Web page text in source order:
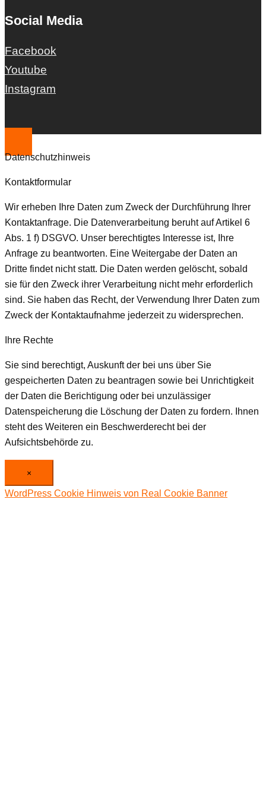
Social Media
Facebook
Youtube
Instagram
Datenschutzhinweis
Kontaktformular
Wir erheben Ihre Daten zum Zweck der Durchführung Ihrer
Kontaktanfrage. Die Datenverarbeitung beruht auf Artikel 6
Abs. 1 f) DSGVO. Unser berechtigtes Interesse ist, Ihre
Anfrage zu beantworten. Eine Weitergabe der Daten an
Dritte findet nicht statt. Die Daten werden gelöscht, sobald
sie für den Zweck ihrer Verarbeitung nicht mehr erforderlich
sind. Sie haben das Recht, der Verwendung Ihrer Daten zum
Zweck der Kontaktaufnahme jederzeit zu widersprechen.
Ihre Rechte
Sie sind berechtigt, Auskunft der bei uns über Sie
gespeicherten Daten zu beantragen sowie bei Unrichtigkeit
der Daten die Berichtigung oder bei unzulässiger
Datenspeicherung die Löschung der Daten zu fordern. Ihnen
steht des Weiteren ein Beschwerderecht bei der
Aufsichtsbehörde zu.
×
WordPress Cookie Hinweis von Real Cookie Banner